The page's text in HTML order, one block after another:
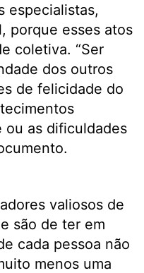
especialistas,
porque esses atos
coletiva. “Ser
dos outros
de felicidade do
ou as dificuldades
valiosos de
são de ter em
cada pessoa não
menos uma